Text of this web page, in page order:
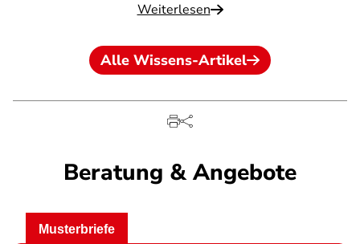
Weiterlesen
Alle Wissens-Artikel
Beratung & Angebote
Musterbriefe